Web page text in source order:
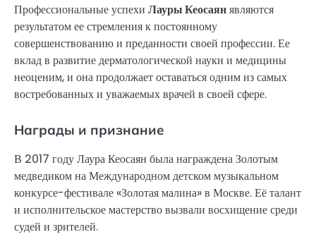
Профессиональные успехи Лауры Кеосаянявляются
результатом ее стремления к постоянному
совершенствованию и преданности своей профессии. Ее
вклад в развитие дерматологической науки и медицины
неоценим, и она продолжает оставаться одним из самых
востребованных и уважаемых врачей в своей сфере.
Награды и признание
В 2017 году Лаура Кеосаян была награждена Золотым
медведиком на Международном детском музыкальном
конкурсе-фестивале «Золотая малина» в Москве. Её талант
и исполнительское мастерство вызвали восхищение среди
судей и зрителей.